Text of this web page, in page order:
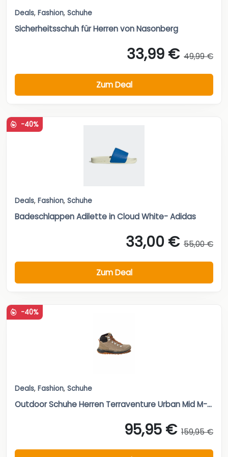
Deals, Fashion, Schuhe
Sicherheitsschuh für Herren von Nasonberg
33,99 € 49,99 €
Zum Deal
-40%
Deals, Fashion, Schuhe
Badeschlappen Adilette in Cloud White- Adidas
33,00 € 55,00 €
Zum Deal
-40%
Deals, Fashion, Schuhe
Outdoor Schuhe Herren Terraventure Urban Mid M-...
95,95 € 159,95 €